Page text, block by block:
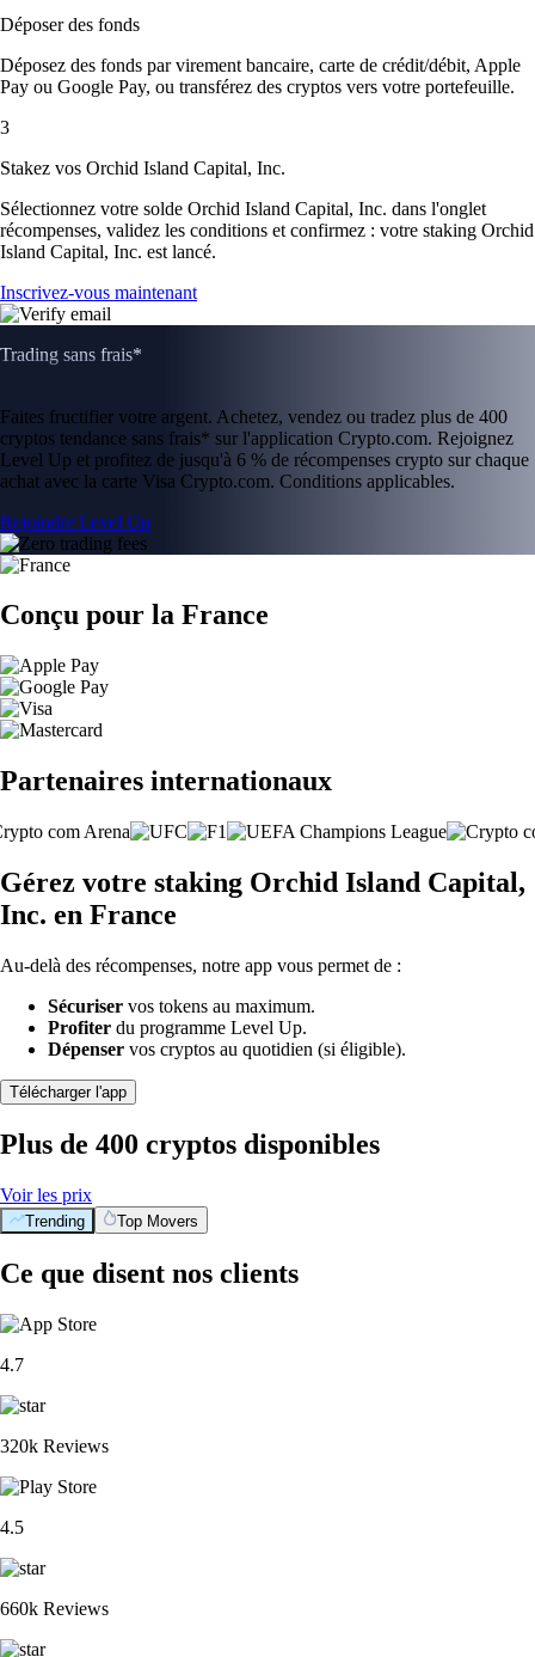
Déposer des fonds
Déposez des fonds par virement bancaire, carte de crédit/débit, Apple
Pay ou Google Pay, ou transférez des cryptos vers votre portefeuille.
3
Stakez vos Orchid Island Capital, Inc.
Sélectionnez votre solde Orchid Island Capital, Inc. dans l'onglet
récompenses, validez les conditions et confirmez : votre staking Orchid
Island Capital, Inc. est lancé.
Inscrivez-vous maintenant
Trading sans frais*
Faites fructifier votre argent. Achetez, vendez ou tradez plus de 400
cryptos tendance sans frais* sur l'application Crypto.com. Rejoignez
Level Up et profitez de jusqu'à 6 % de récompenses crypto sur chaque
achat avec la carte Visa Crypto.com. Conditions applicables.
Rejoindre Level Up
Conçu pour la France
Partenaires internationaux
Gérez votre staking Orchid Island Capital,
Inc. en France
Au-delà des récompenses, notre app vous permet de :
Sécuriser vos tokens au maximum.
Profiter du programme Level Up.
Dépenser vos cryptos au quotidien (si éligible).
Télécharger l'app
Plus de 400 cryptos disponibles
Voir les prix
Trending Top Movers
Ce que disent nos clients
4.7
320k Reviews
4.5
660k Reviews